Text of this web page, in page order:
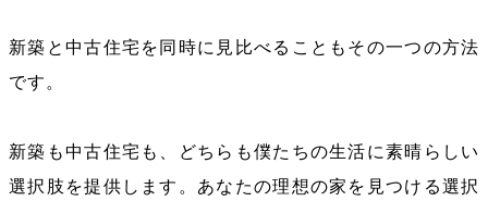
新築と中古住宅を同時に見比べることもその一つの方法
です。
新築も中古住宅も、どちらも僕たちの生活に素晴らしい
選択肢を提供します。あなたの理想の家を見つける選択